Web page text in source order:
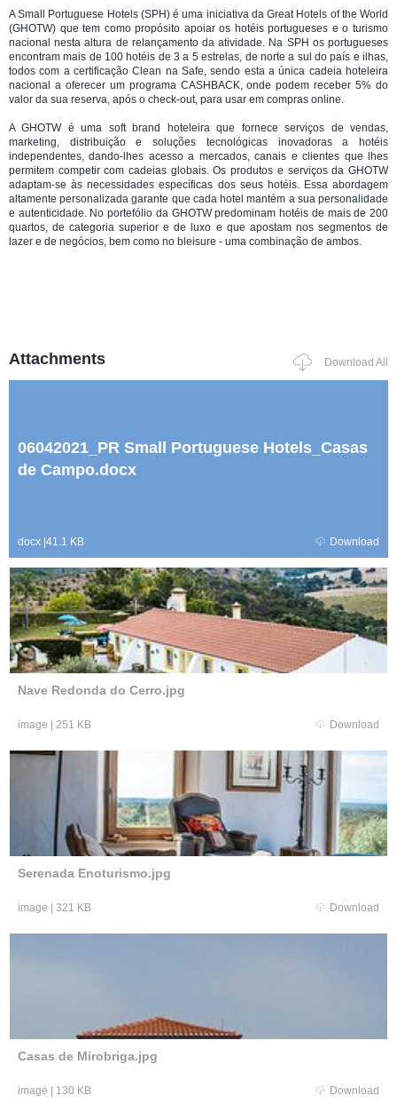
A Small Portuguese Hotels (SPH) é uma iniciativa da Great Hotels of the World
(GHOTW) que tem como propósito apoiar os hotéis portugueses e o turismo
nacional nesta altura de relançamento da atividade. Na SPH os portugueses
encontram mais de 100 hotéis de 3 a 5 estrelas, de norte a sul do país e ilhas,
todos com a certificação Clean na Safe, sendo esta a única cadeia hoteleira
nacional a oferecer um programa CASHBACK, onde podem receber 5% do
valor da sua reserva, após o check-out, para usar em compras online.
A GHOTW é uma soft brand hoteleira que fornece serviços de vendas,
marketing, distribuição e soluções tecnológicas inovadoras a hotéis
independentes, dando-lhes acesso a mercados, canais e clientes que lhes
permitem competir com cadeias globais. Os produtos e serviços da GHOTW
adaptam-se às necessidades específicas dos seus hotéis. Essa abordagem
altamente personalizada garante que cada hotel mantém a sua personalidade
e autenticidade. No portefólio da GHOTW predominam hotéis de mais de 200
quartos, de categoria superior e de luxo e que apostam nos segmentos de
lazer e de negócios, bem como no bleisure - uma combinação de ambos.
Attachments Download All
06042021_PR Small Portuguese Hotels_Casas
de Campo.docx
docx 41.1 KB Download
Nave Redonda do Cerro.jpg
image 251 KB Download
Serenada Enoturismo.jpg
image 321 KB Download
Casas de Mirobriga.jpg
image 130 KB Download